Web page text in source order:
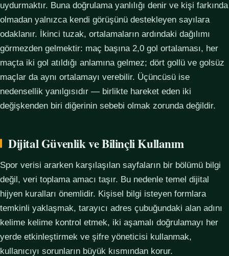
uydurmaktır. Buna doğrulama yanlılığı denir ve kişi farkında
olmadan yalnızca kendi görüşünü destekleyen sayılara
odaklanır. İkinci tuzak, ortalamaların ardındaki dağılımı
görmezden gelmektir: maç başına 2,0 gol ortalaması, her
maçta iki gol atıldığı anlamına gelmez; dört gollü ve golsüz
maçlar da aynı ortalamayı verebilir. Üçüncüsü ise
nedensellik yanılgısıdır — birlikte hareket eden iki
değişkenden biri diğerinin sebebi olmak zorunda değildir.
Dijital Güvenlik ve Bilinçli Kullanım
Spor verisi ararken karşılaşılan sayfaların bir bölümü bilgi
değil, veri toplama amacı taşır. Bu nedenle temel dijital
hijyen kuralları önemlidir. Kişisel bilgi isteyen formlara
temkinli yaklaşmak, tarayıcı adres çubuğundaki alan adını
kelime kelime kontrol etmek, iki aşamalı doğrulamayı her
yerde etkinleştirmek ve şifre yöneticisi kullanmak,
kullanıcıyı sorunların büyük kısmından korur.